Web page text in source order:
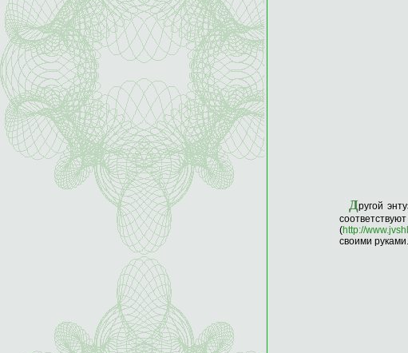
Другой
(http://
своими руками.